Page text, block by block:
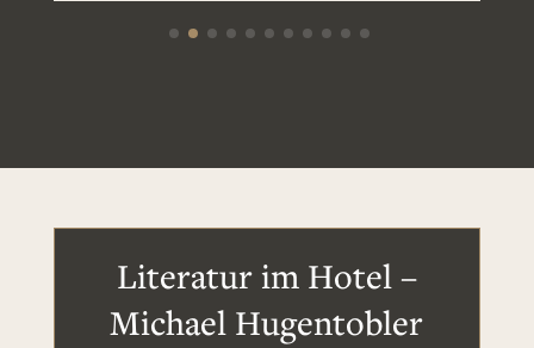
Literatur im Hotel –
Michael Hugentobler